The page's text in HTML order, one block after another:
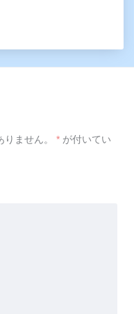
ません。 * が付いてい